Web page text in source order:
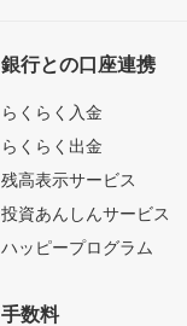
銀行との口座連携
らくらく入金
らくらく出金
残高表示サービス
投資あんしんサービス
ハッピープログラム
手数料